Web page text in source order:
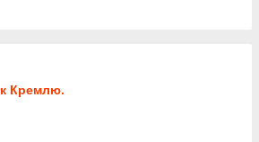
Кремлю.